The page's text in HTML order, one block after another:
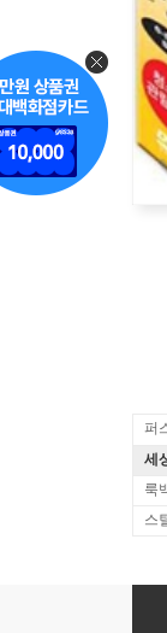
퍼
세
룩
스
위